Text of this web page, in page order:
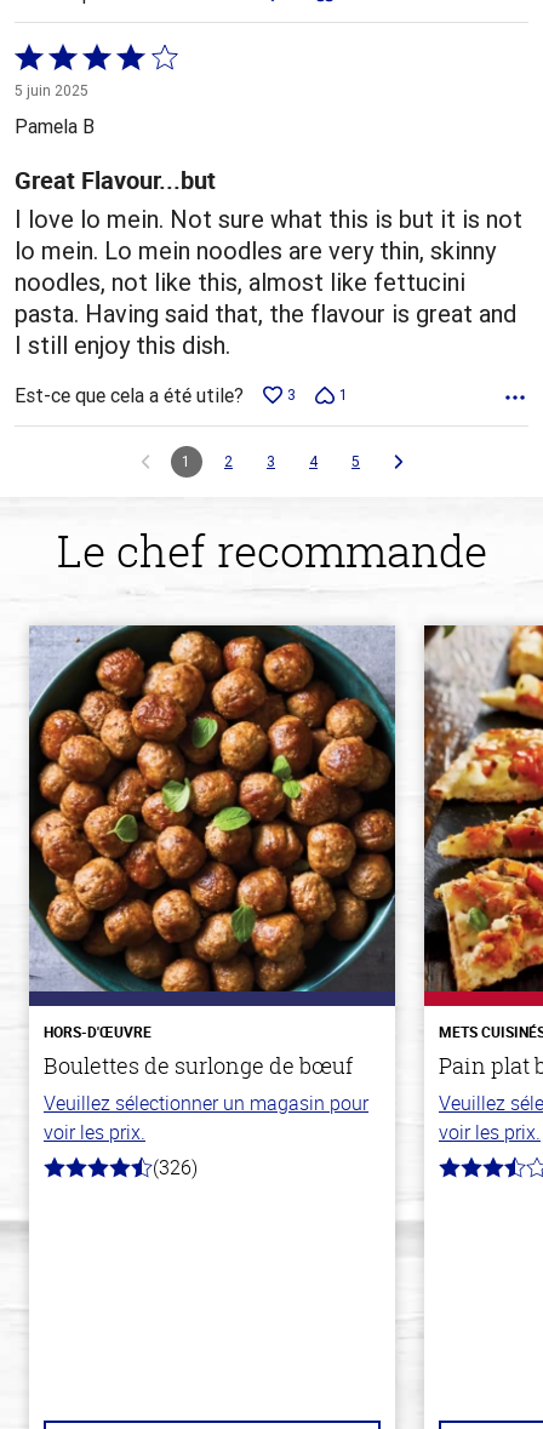
Coté
4 sur
5
5 juin 2025
Pamela B
Great Flavour...but
I love lo mein. Not sure what this is but it is not
lo mein. Lo mein noodles are very thin, skinny
noodles, not like this, almost like fettucini
pasta. Having said that, the flavour is great and
I still enjoy this dish.
Est-ce que cela a été utile? 3 1
1 2 3 4 5
Le chef recommande
HORS-D'ŒUVRE
Boulettes de surlonge de bœuf
Veuillez sélectionner un magasin pour
voir les prix.
4.6
(326)
METS
Pain plat
Veuillez
voir les prix.
3.8